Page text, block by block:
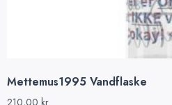
Mettemus1995 Vandflaske